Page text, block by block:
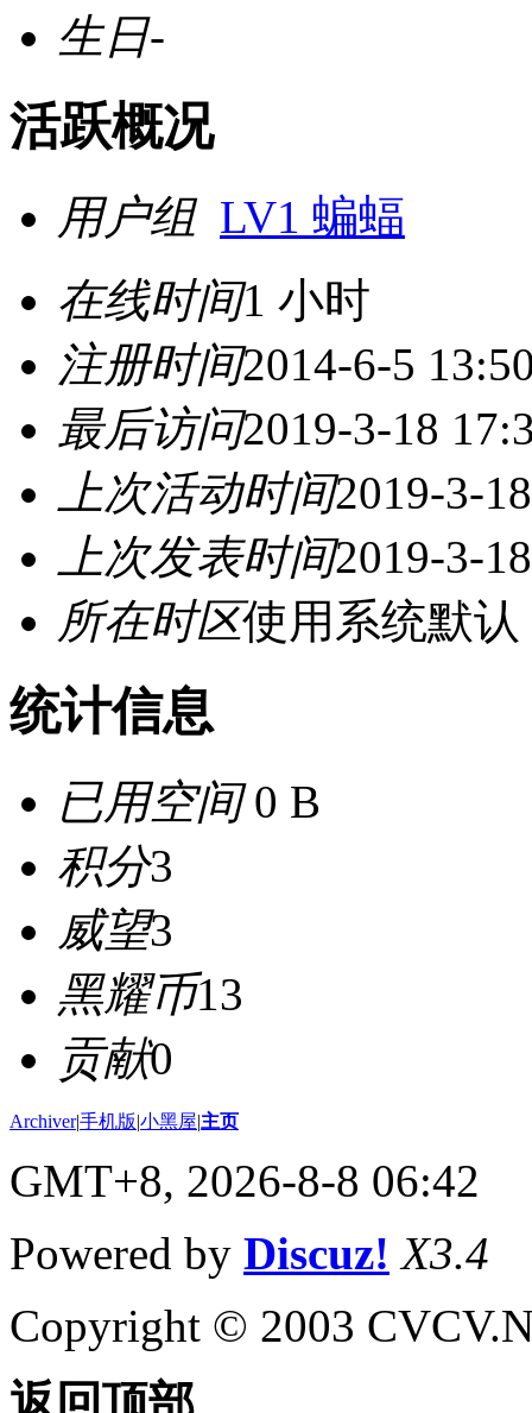
生日-
活跃概况
用户组 LV1 蝙蝠
在线时间1 小时
注册时间2014-6-5
最后访问2019-3-18
上次活动时间2019-3-
上次发表时间2019-3-
所在时区使用系统默认
统计信息
已用空间0 B
积分3
威望3
黑耀币13
贡献0
Archiver|手机版|小黑屋|主页
GMT+8, 2026-8-8 06:42
Powered by Discuz! X3.4
Copyright © 2003